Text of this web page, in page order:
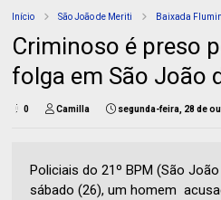
Início São João de Meriti Baixada
Criminoso é preso
folga em São João
0 Camilla segunda-feira, 28 de
Policiais do 21º BPM (São
sábado (26), um homem